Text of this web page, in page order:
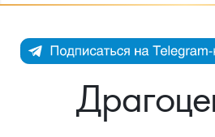
Каталог
Каталог Монет
Монеты Россия и СССР
Памятные и старинные монеты
Инфо
Подлинность монет